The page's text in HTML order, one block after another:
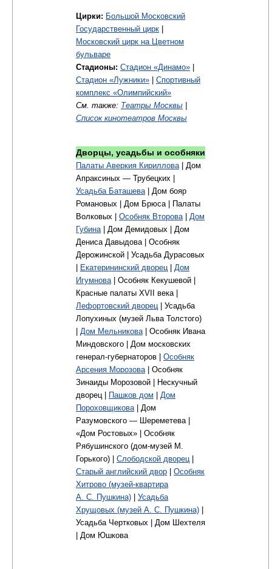
Цирки: Большой Московский
Государственный цирк |
Московский цирк на Цветном
бульваре
Стадионы: Стадион «Динамо» |
Стадион «Лужники» | Спортивный
комплекс «Олимпийский»
См. также: Театры Москвы |
Список кинотеатров Москвы
Дворцы, усадьбы и особняки
Палаты Аверкия Кириллова | Дом
Апраксиных — Трубецких |
Усадьба Баташева | Дом бояр
Романовых | Дом Брюса | Палаты
Волковых | Особняк Второва | Дом
Губина | Дом Демидовых | Дом
Дениса Давыдова | Особняк
Дерожинской | Усадьба Дурасовых
| Екатерининский дворец | Дом
Игумнова | Особняк Кекушевой |
Красные палаты XVII века |
Лефортовский дворец | Усадьба
Лопухиных (музей Льва Толстого)
| Дом Мельникова | Особняк Ивана
Миндовского | Дом московских
генерал-губернаторов | Особняк
Арсения Морозова | Особняк
Зинаиды Морозовой | Нескучный
дворец | Пашков дом | Дом
Пороховщикова | Дом
Разумовского — Шереметева |
«Дом Ростовых» | Особняк
Рябушинского (дом-музей М.
Горького) | Слободской дворец |
Старый английский двор | Особняк
Хитрово (музей-квартира
А. С. Пушкина) | Усадьба
Хрущовых (музей А. С. Пушкина) |
Усадьба Чертковых | Дом Шехтеля
| Дом Юшкова